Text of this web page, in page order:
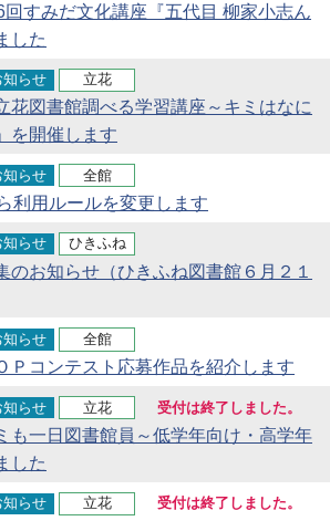
回すみだ文化講座『五代目 柳家小志ん
した
知らせ 立花
花図書館調べる学習講座～キミはなに
を開催します
知らせ 全館
利用ルールを変更します
知らせ ひきふね
のお知らせ（ひきふね図書館６月２１
知らせ 全館
Ｐコンテスト応募作品を紹介します
知らせ 立花 受付は終了しました。
も一日図書館員～低学年向け・高学年
した
知らせ 立花 受付は終了しました。